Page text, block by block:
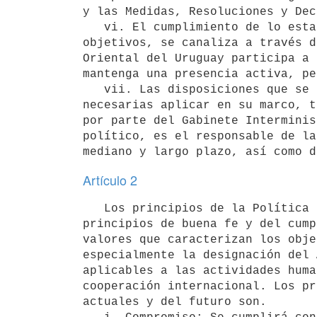
y las Medidas, Resoluciones y
objetivos, se canaliza a través
Oriental del Uruguay participa
mantenga una presencia activa,
necesarias aplicar en su marco,
por parte del Gabinete
político, es el responsable de
Artículo 2
principios de buena fe y del
valores que caracterizan los
especialmente la designación
aplicables a las actividades
cooperación internacional. Los
actuales y del futuro son.